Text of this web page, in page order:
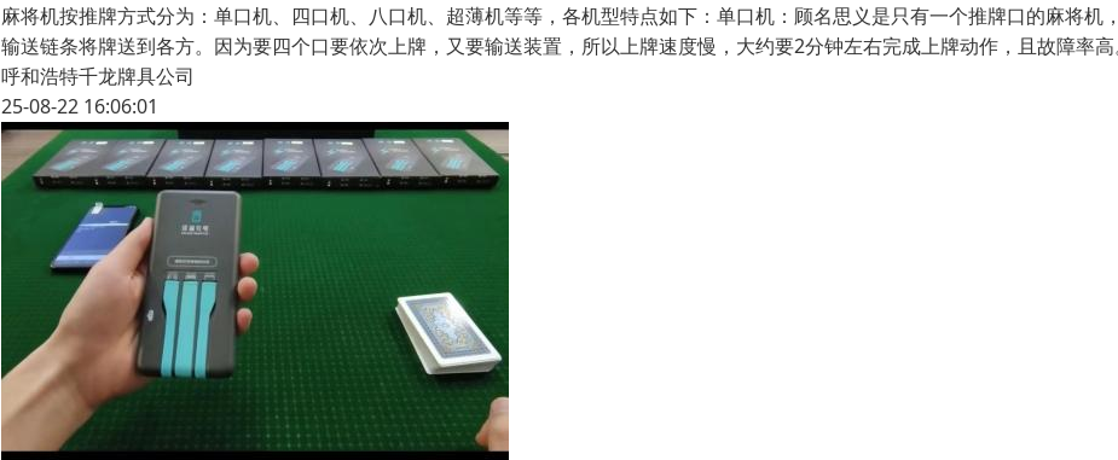
麻将机按推牌方式分为：单口机、四口机、八口机、超薄机等等，各机型特点如下：单口机：顾名思义是只有一个推牌口的麻将机
输送链条将牌送到各方。因为要四个口要依次上牌，又要输送装置，所以上牌速度慢，大约要2分钟左右完成上牌动作，且故障率
呼和浩特千龙牌具公司
25-08-22 16:06:01